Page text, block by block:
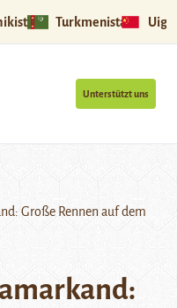
Turkmenistan
Unterstützt uns
Große Rennen auf dem